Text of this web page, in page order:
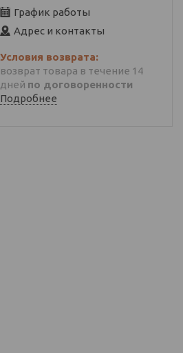
График работы
Адрес и контакты
возврат товара в течение 14
дней по договоренности
Подробнее